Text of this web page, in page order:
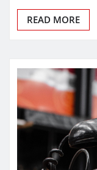
READ MORE